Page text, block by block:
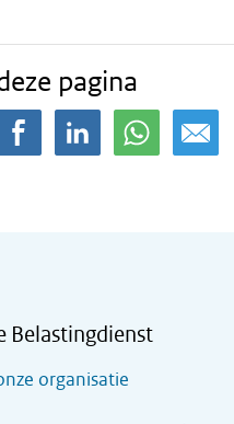
pagina
Belastingdienst
organisatie